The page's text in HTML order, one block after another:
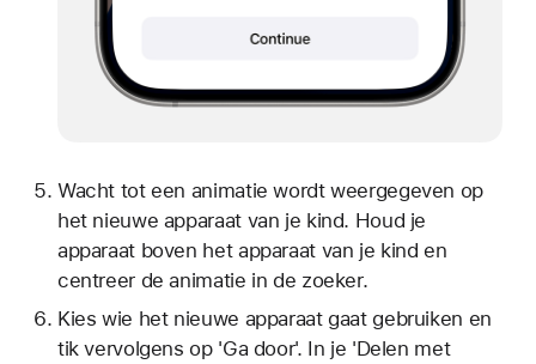
Wacht tot een animatie wordt weergegeven op
het nieuwe apparaat van je kind. Houd je
apparaat boven het apparaat van je kind en
centreer de animatie in de zoeker.
Kies wie het nieuwe apparaat gaat gebruiken en
tik vervolgens op 'Ga door'. In je 'Delen met